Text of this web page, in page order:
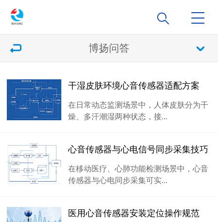
博扬问答
干湿皮肤环境心音传感器适配方案
在日常动态监测场景中，人体皮肤分为干
燥、多汗潮湿两种状态，接...
心音传感器与心电信号同步采集技巧
在移动医疗、心肺功能检测场景中，心音
传感器与心电同步采集可实...
医用心音传感器安装定位操作规范